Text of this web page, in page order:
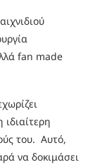
fan made
του. Αυτό,
να δοκιμάσει